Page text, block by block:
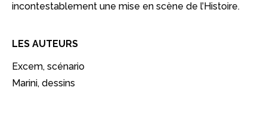
incontestablement une mise en scène de l’Histoire.
LES AUTEURS
Excem, scénario
Marini, dessins